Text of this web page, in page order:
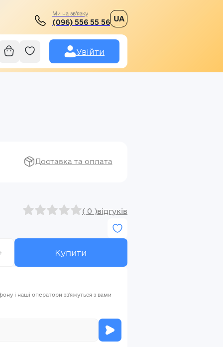
Ми на зв’язку
(096) 556 55 56 UA
Увійти
Доставка та оплата
( 0 )відгуків
Купити
і наші оператори зв'яжуться з вами